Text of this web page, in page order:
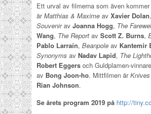
Ett urval av filmerna som även
ärMatthias & Maxime av Xavier Dolan,
Souvenirav Joanna Hogg, The
Wang, The Report av Scott Z. Burns,
Pablo Larraín, Beanpole av Kantemir
Synonyms av Nadav Lapid, The
Robert Eggers och Guldplamen-
av Bong Joon-ho. Mittfilmen är
Rian Johnson.
Se årets program 2019 på http://